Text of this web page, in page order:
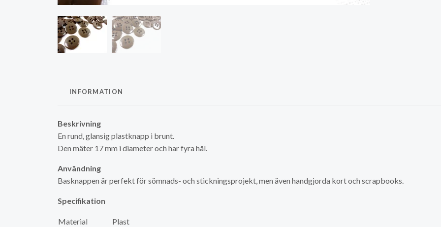
INFORMATION
Beskrivning
En rund, glansig plastknapp i brunt.
Den mäter 17 mm i diameter och har fyra hål.
Användning
Basknappen är perfekt för sömnads- och stickningsprojekt, men även handgjorda kort och scrapbooks.
Specifikation
Material
Plast